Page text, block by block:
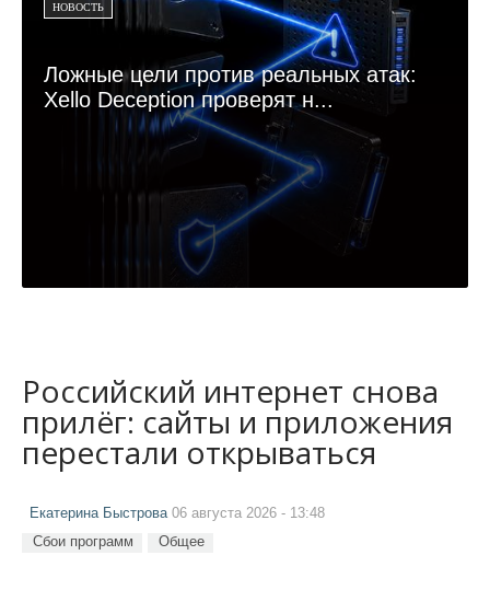
НОВОСТЬ
Ложные цели против реальных атак:
Xello Deception проверят н...
Российский интернет снова
прилёг: сайты и приложения
перестали открываться
Екатерина Быстрова06 августа 2026 - 13:48
Сбои программ Общее